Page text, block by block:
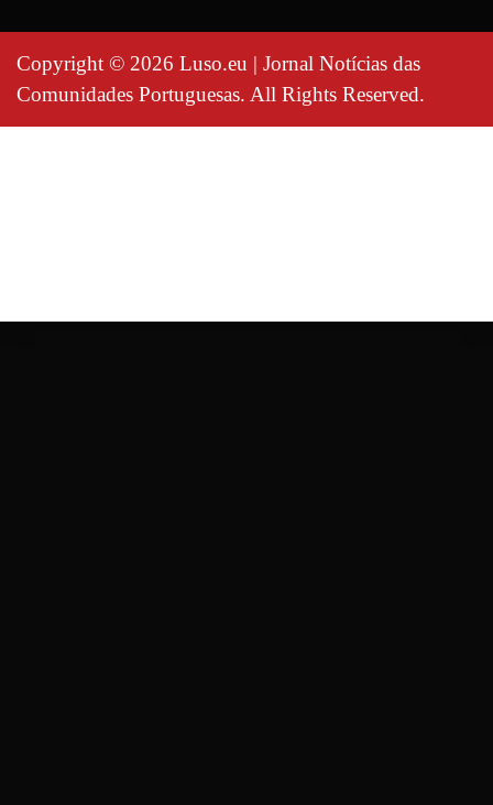
Copyright © 2026 Luso.eu | Jornal Notícias das
Comunidades Portuguesas. All Rights Reserved.